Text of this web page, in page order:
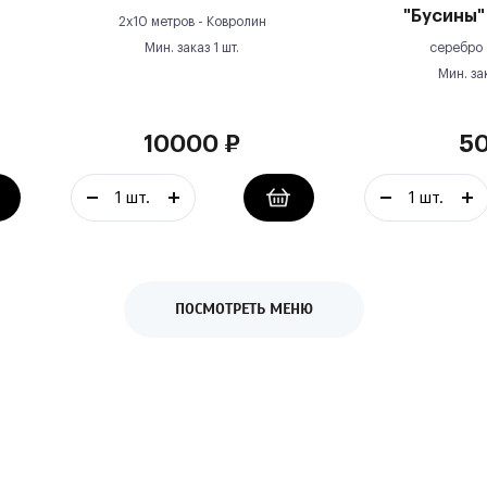
2х10 метров - Ковролин
Мин. заказ 1 шт.
10000 ₽
Мин.
ПОСМОТРЕТЬ МЕНЮ